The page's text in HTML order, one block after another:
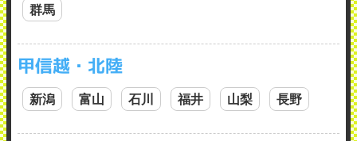
群馬
甲信越・北陸
新潟 富山 石川 福井 山梨 長野